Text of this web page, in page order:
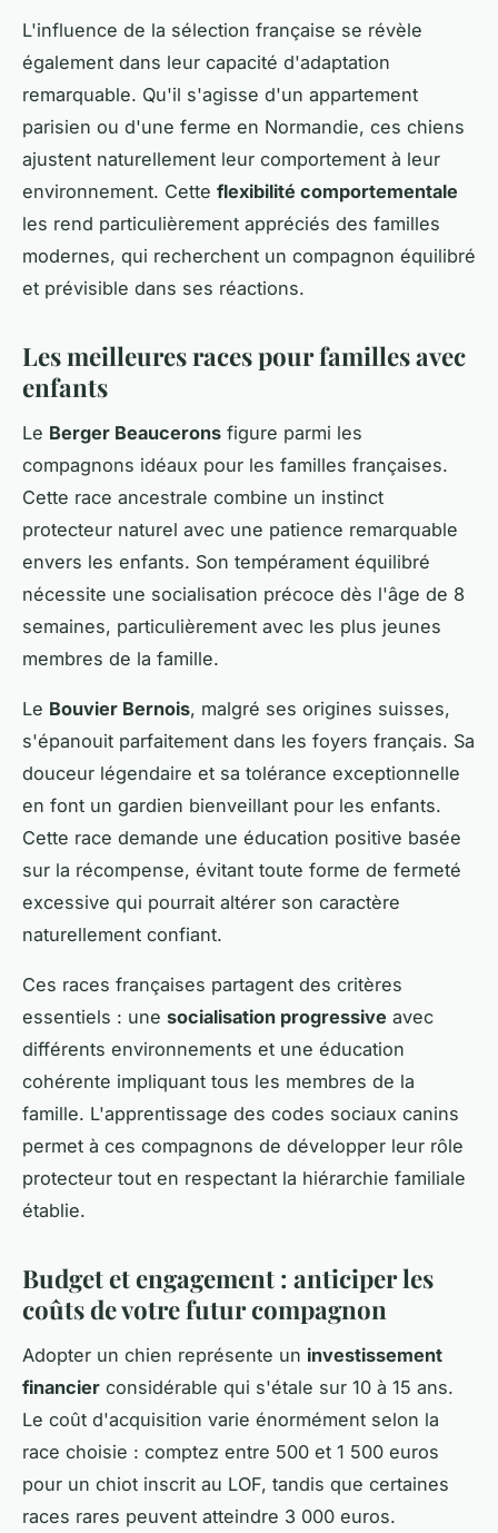
L'influence de la sélection française se révèle
également dans leur capacité d'adaptation
remarquable. Qu'il s'agisse d'un appartement
parisien ou d'une ferme en Normandie, ces chiens
ajustent naturellement leur comportement à leur
environnement. Cette flexibilité comportementale
les rend particulièrement appréciés des familles
modernes, qui recherchent un compagnon équilibré
et prévisible dans ses réactions.
Les meilleures races pour familles avec
enfants
Le Berger Beaucerons figure parmi les
compagnons idéaux pour les familles françaises.
Cette race ancestrale combine un instinct
protecteur naturel avec une patience remarquable
envers les enfants. Son tempérament équilibré
nécessite une socialisation précoce dès l'âge de 8
semaines, particulièrement avec les plus jeunes
membres de la famille.
Le Bouvier Bernois, malgré ses origines suisses,
s'épanouit parfaitement dans les foyers français. Sa
douceur légendaire et sa tolérance exceptionnelle
en font un gardien bienveillant pour les enfants.
Cette race demande une éducation positive basée
sur la récompense, évitant toute forme de fermeté
excessive qui pourrait altérer son caractère
naturellement confiant.
Ces races françaises partagent des critères
essentiels : une socialisation progressive avec
différents environnements et une éducation
cohérente impliquant tous les membres de la
famille. L'apprentissage des codes sociaux canins
permet à ces compagnons de développer leur rôle
protecteur tout en respectant la hiérarchie familiale
établie.
Budget et engagement : anticiper les
coûts de votre futur compagnon
Adopter un chien représente un investissement
financier considérable qui s'étale sur 10 à 15 ans.
Le coût d'acquisition varie énormément selon la
race choisie : comptez entre 500 et 1 500 euros
pour un chiot inscrit au LOF, tandis que certaines
races rares peuvent atteindre 3 000 euros.